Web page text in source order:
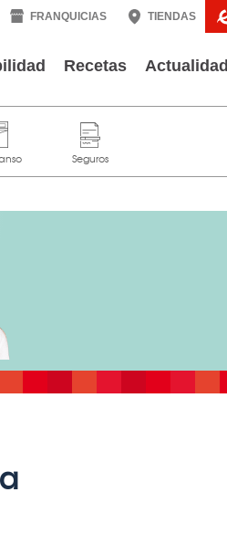
FRANQUICIAS TIENDAS
Recetas Actualidad